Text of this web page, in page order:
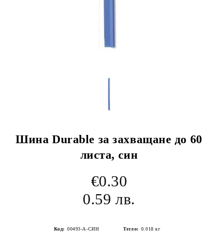
Шина Durable за захващане до 60
листа, син
€0.30
0.59 лв.
Код: 00493-А-СИН Тегло: 0.018 кг